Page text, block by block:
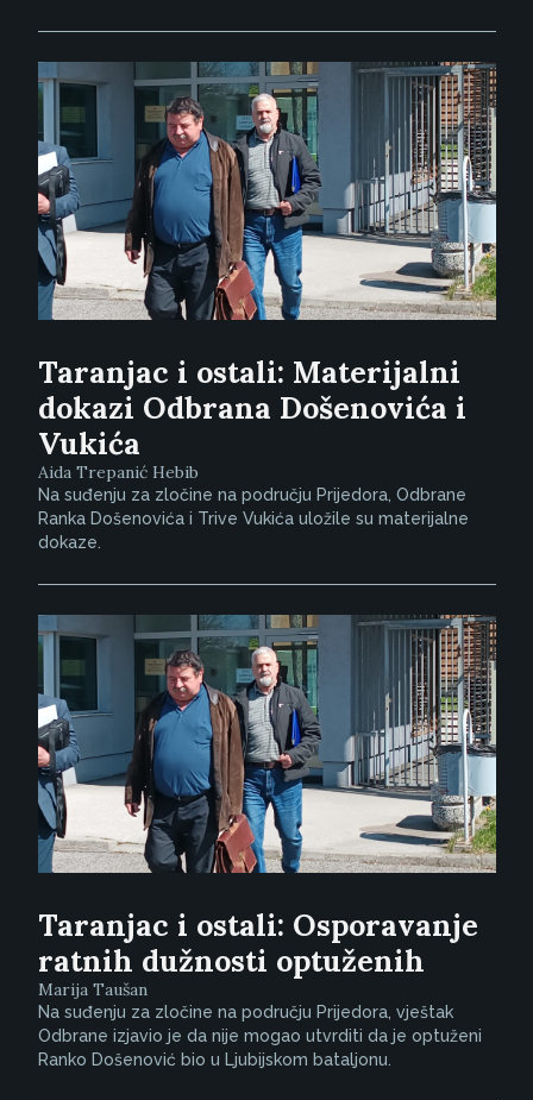
Taranjac i ostali: Materijalni
dokazi Odbrana Došenovića i
Vukića
Aida Trepanić Hebib
Na suđenju za zločine na području Prijedora, Odbrane
Ranka Došenovića i Trive Vukića uložile su materijalne
dokaze.
Taranjac i ostali: Osporavanje
ratnih dužnosti optuženih
Marija Taušan
Na suđenju za zločine na području Prijedora, vještak
Odbrane izjavio je da nije mogao utvrditi da je optuženi
Ranko Došenović bio u Ljubijskom bataljonu.